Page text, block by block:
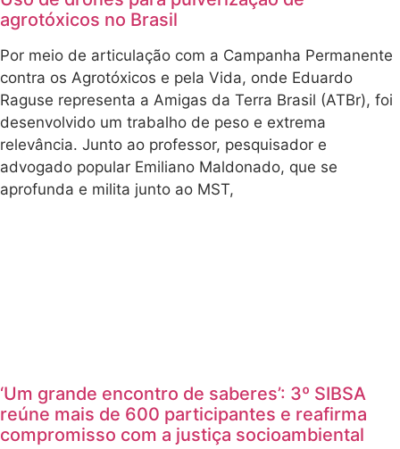
agrotóxicos no Brasil
Por meio de articulação com a Campanha Permanente
contra os Agrotóxicos e pela Vida, onde Eduardo
Raguse representa a Amigas da Terra Brasil (ATBr), foi
desenvolvido um trabalho de peso e extrema
relevância. Junto ao professor, pesquisador e
advogado popular Emiliano Maldonado, que se
aprofunda e milita junto ao MST,
‘Um grande encontro de saberes’: 3º SIBSA
reúne mais de 600 participantes e reafirma
compromisso com a justiça socioambiental